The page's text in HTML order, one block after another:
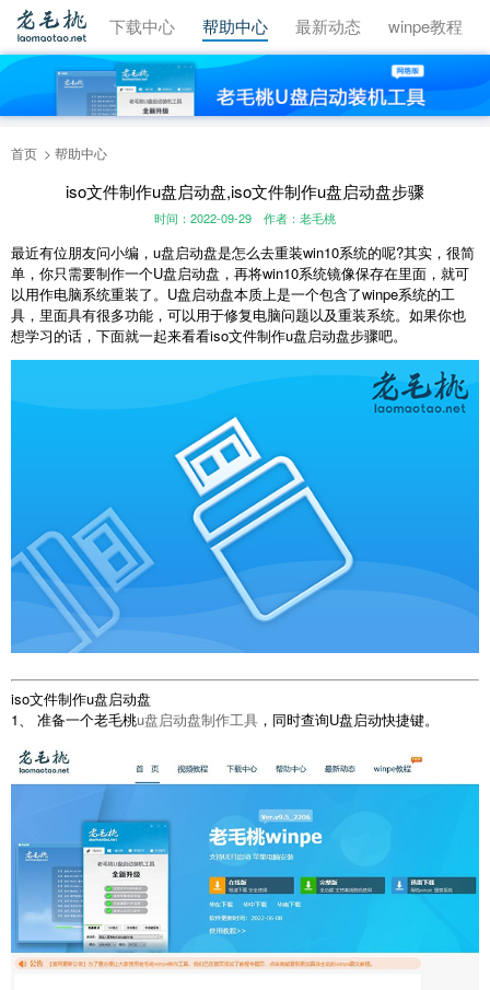
视频教程 下载中心 帮助中心 最新动态 winpe教程
首页 帮助中心
iso文件制作u盘启动盘,iso文件制作u盘启动盘步骤
时间：2022-09-29 作者：老毛桃
最近有位朋友问小编，u盘启动盘是怎么去重装win10系统的呢?其实，很简
单，你只需要制作一个U盘启动盘，再将win10系统镜像保存在里面，就可
以用作电脑系统重装了。U盘启动盘本质上是一个包含了winpe系统的工
具，里面具有很多功能，可以用于修复电脑问题以及重装系统。如果你也
想学习的话，下面就一起来看看iso文件制作u盘启动盘步骤吧。
iso文件制作u盘启动盘
1、 准备一个老毛桃u盘启动盘制作工具 ，同时查询U盘启动快捷键。